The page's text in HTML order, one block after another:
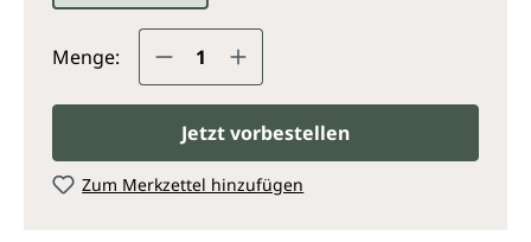
Menge: Produkt Anzahl: Gib den
Jetzt vorbestellen
Zum Merkzettel hinzufügen